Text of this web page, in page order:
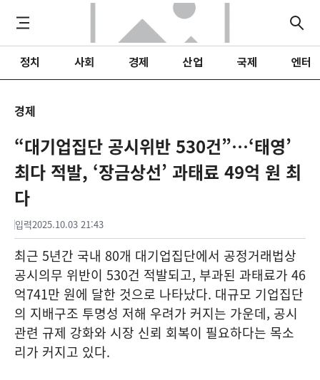
정치 사회 경제 산업 국제 엔터
경제
“대기업집단 공시위반 530건”…‘태영’
최다 적발, ‘장금상선’ 과태료 49억 원 최
다
입력2025.10.03 21:43
최근 5년간 국내 80개 대기업집단에서 공정거래법상
공시의무 위반이 530건 적발되고, 부과된 과태료가 46
억741만 원에 달한 것으로 나타났다. 대규모 기업집단
의 지배구조 투명성 저해 우려가 커지는 가운데, 공시
관련 규제 강화와 시장 신뢰 회복이 필요하다는 목소
리가 커지고 있다.